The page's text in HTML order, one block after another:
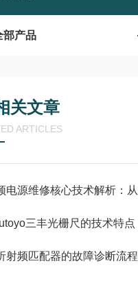
部产品
关文章
ARTICLES
源维修核心技术解析：从电弧防护到精准阻抗匹配
三丰光栅尺的技术特点
射频匹配器的故障诊断流程